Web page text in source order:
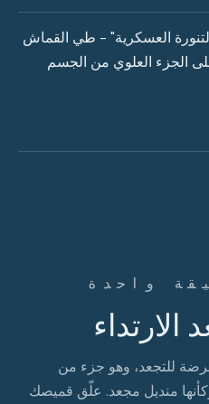
العسكرية" - طي القماش
الجزء العلوي من الجسم
واحدة
الارتداء
للتجعد، وهو جزء من
منديل مجعد. علّق قميصك